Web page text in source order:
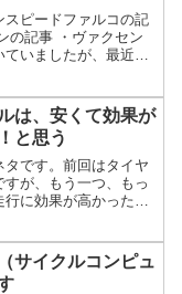
スピードファルコの記
の記事 ・ヴァクセン
いましたが、最近は
きました。欲しいの！
あって...
は、安くて効果が
と思う
です。前回はタイヤ
が、もう一つ、もっ
に効果が高かったモ
ーで、サイズ(容量)
同...
サイクルコンピュ